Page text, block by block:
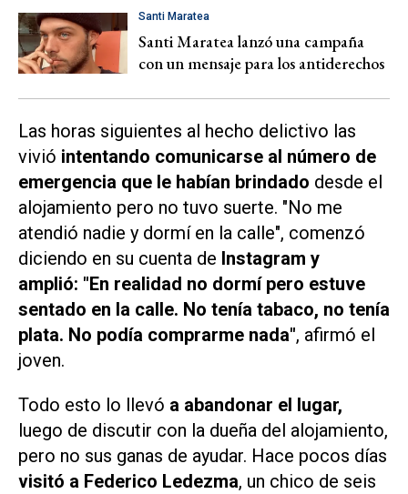
Santi Maratea
Santi Maratea lanzó una campaña
con un mensaje para los antiderechos
Las horas siguientes al hecho delictivo las
vivió intentando comunicarse al número de
emergencia que le habían brindado desde el
alojamiento pero no tuvo suerte. "No me
atendió nadie y dormí en la calle", comenzó
diciendo en su cuenta de Instagram y
amplió: "En realidad no dormí pero estuve
sentado en la calle. No tenía tabaco, no tenía
plata. No podía comprarme nada", afirmó el
joven.
Todo esto lo llevó a abandonar el lugar,
luego de discutir con la dueña del alojamiento,
pero no sus ganas de ayudar. Hace pocos días
visitó a Federico Ledezma, un chico de seis